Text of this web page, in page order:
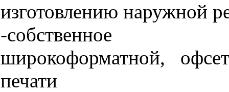
изготовлению наружной
-собственное
широкоформатной,
печати